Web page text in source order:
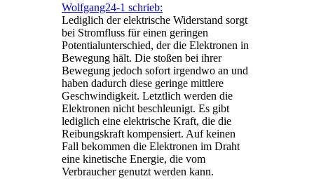
Wolfgang24-1 schrieb:
Lediglich der elektrische Widerstand sorgt
bei Stromfluss für einen geringen
Potentialunterschied, der die Elektronen in
Bewegung hält. Die stoßen bei ihrer
Bewegung jedoch sofort irgendwo an und
haben dadurch diese geringe mittlere
Geschwindigkeit. Letztlich werden die
Elektronen nicht beschleunigt. Es gibt
lediglich eine elektrische Kraft, die die
Reibungskraft kompensiert. Auf keinen
Fall bekommen die Elektronen im Draht
eine kinetische Energie, die vom
Verbraucher genutzt werden kann.